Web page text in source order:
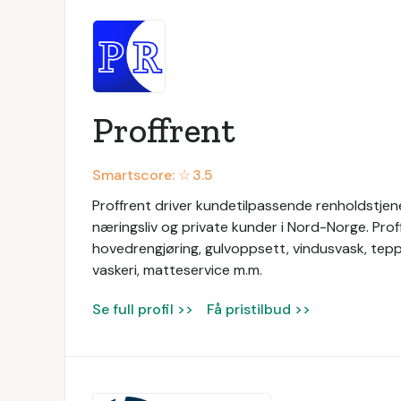
Proffrent
Smartscore: ☆3.5
Proffrent driver kundetilpassende
næringsliv og private kunder i Nord-Norge.
hovedrengjøring, gulvoppsett, vindusvask,
vaskeri, matteservice m.m.
Se full profil >> Få pristilbud >>